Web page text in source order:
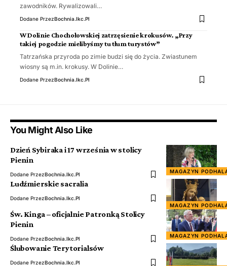
zawodników. Rywalizowali…
Dodane PrzezBochnia.ikc.pl
W Dolinie Chochołowskiej zatrzęsienie krokusów. „Przy
takiej pogodzie mielibyśmy tu tłum turystów”
Tatrzańska przyroda po zimie budzi się do życia. Zwiastunem
wiosny są m.in. krokusy. W Dolinie…
Dodane PrzezBochnia.ikc.pl
You Might Also Like
MAGAZYN
Dzień Sybiraka i 17 września w stolicy
Pienin
Dodane PrzezBochnia.ikc.pl
MAGAZYN
Ludźmierskie sacralia
Dodane PrzezBochnia.ikc.pl
MAGAZYN
Św. Kinga – oficjalnie Patronką Stolicy
Pienin
Dodane PrzezBochnia.ikc.pl
Ślubowanie Terytorialsów
Dodane PrzezBochnia.ikc.pl